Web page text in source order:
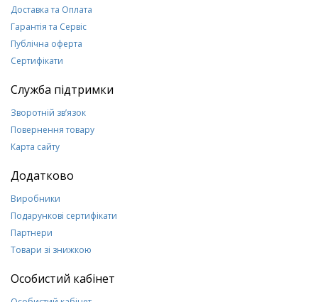
Доставка та Оплата
Гарантія та Сервіс
Публічна оферта
Сертифікати
Служба підтримки
Зворотній зв’язок
Повернення товару
Карта сайту
Додатково
Виробники
Подарункові сертифікати
Партнери
Товари зі знижкою
Особистий кабінет